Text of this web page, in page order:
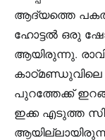
ആദ്യത്തെ പകൽ
ഹോട്ടൽ ഒരു
ആയിരുന്നു.
പുറത്തേക്ക്
ഇക്ക എടുത്ത